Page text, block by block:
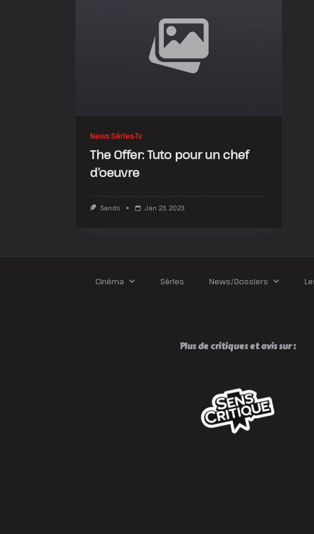
News Séries-Tv
The Offer: Tuto pour un chef
d’oeuvre
Sands Jan 23, 2023
Cinéma Séries News/Dossiers
Plus de critiques et avis sur :